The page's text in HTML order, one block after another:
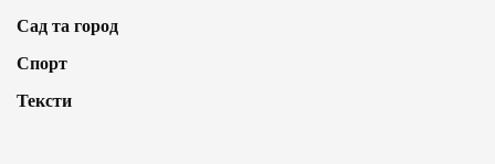
Сад та город
Спорт
Тексти